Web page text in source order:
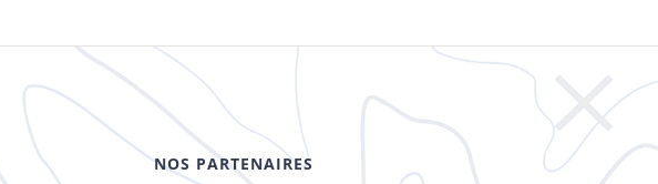
NOS PARTENAIRES